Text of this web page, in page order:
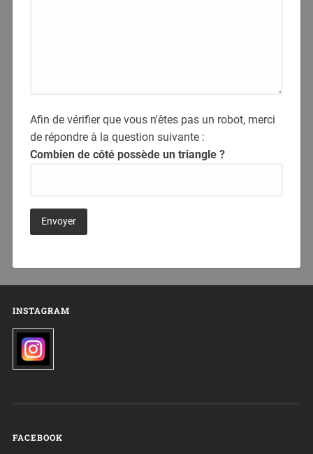
Afin de vérifier que vous n'êtes pas un robot, merci
de répondre à la question suivante :
Combien de côté possède un triangle ?
INSTAGRAM
FACEBOOK